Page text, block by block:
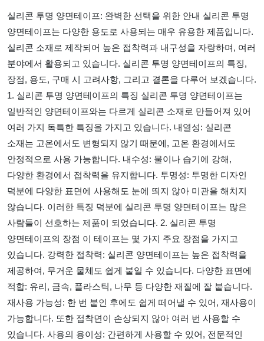
실리콘 투명 양면테이프: 완벽한 선택을 위한 안내 실리콘 투명
양면테이프는 다양한 용도로 사용되는 매우 유용한 제품입니다.
실리콘 소재로 제작되어 높은 접착력과 내구성을 자랑하며, 여러
분야에서 활용되고 있습니다. 실리콘 투명 양면테이프의 특징,
장점, 용도, 구매 시 고려사항, 그리고 결론을 다루어 보겠습니다.
1. 실리콘 투명 양면테이프의 특징 실리콘 투명 양면테이프는
일반적인 양면테이프와는 다르게 실리콘 소재로 만들어져 있어
여러 가지 독특한 특징을 가지고 있습니다. 내열성: 실리콘
소재는 고온에서도 변형되지 않기 때문에, 고온 환경에서도
안정적으로 사용 가능합니다. 내수성: 물이나 습기에 강해,
다양한 환경에서 접착력을 유지합니다. 투명성: 투명한 디자인
덕분에 다양한 표면에 사용해도 눈에 띄지 않아 미관을 해치지
않습니다. 이러한 특징 덕분에 실리콘 투명 양면테이프는 많은
사람들이 선호하는 제품이 되었습니다. 2. 실리콘 투명
양면테이프의 장점 이 테이프는 몇 가지 주요 장점을 가지고
있습니다. 강력한 접착력: 실리콘 양면테이프는 높은 접착력을
제공하여, 무거운 물체도 쉽게 붙일 수 있습니다. 다양한 표면에
적합: 유리, 금속, 플라스틱, 나무 등 다양한 재질에 잘 붙습니다.
재사용 가능성: 한 번 붙인 후에도 쉽게 떼어낼 수 있어, 재사용이
가능합니다. 또한 접착면이 손상되지 않아 여러 번 사용할 수
있습니다. 사용의 용이성: 간편하게 사용할 수 있어, 전문적인